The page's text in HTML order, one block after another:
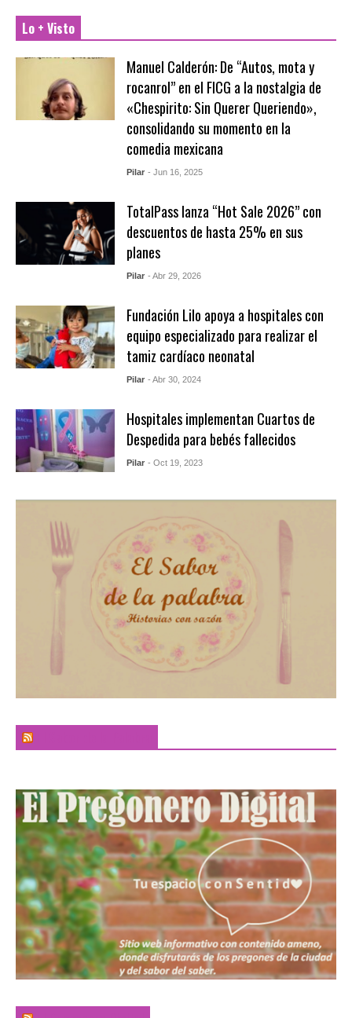
Lo + Visto
Manuel Calderón: De “Autos, mota y
rocanrol” en el FICG a la nostalgia de
«Chespirito: Sin Querer Queriendo»,
consolidando su momento en la
comedia mexicana
Pilar - Jun 16, 2025
TotalPass lanza “Hot Sale 2026” con
descuentos de hasta 25% en sus
planes
Pilar - Abr 29, 2026
Fundación Lilo apoya a hospitales con
equipo especializado para realizar el
tamiz cardíaco neonatal
Pilar - Abr 30, 2024
Hospitales implementan Cuartos de
Despedida para bebés fallecidos
Pilar - Oct 19, 2023